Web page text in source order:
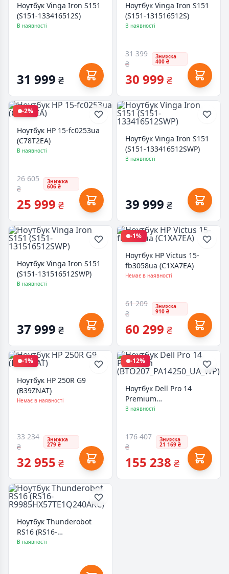
Ноутбук Vinga Iron S151
(S151-133416512S)
В наявності
31 999 ₴
Ноутбук Vinga Iron S151
(S151-131516512S)
В наявності
31 399
₴
Знижка
400 ₴
30 999 ₴
-2%
Ноутбук HP 15-fc0253ua
(C78T2EA)
В наявності
26 605
₴
Знижка
606 ₴
25 999 ₴
Ноутбук Vinga Iron S151
(S151-133416512SWP)
В наявності
39 999 ₴
Ноутбук Vinga Iron S151
(S151-131516512SWP)
В наявності
37 999 ₴
-1%
Ноутбук HP Victus 15-
fb3058ua (C1XA7EA)
Немає в наявності
61 209
₴
Знижка
910 ₴
60 299 ₴
-1%
Ноутбук HP 250R G9
(B39ZNAT)
Немає в наявності
33 234
₴
Знижка
279 ₴
32 955 ₴
-12%
Ноутбук Dell Pro 14
Premium
(BTO207_PA14250_UA_WP)
В наявності
176 407
₴
Знижка
21 169 ₴
155 238 ₴
Ноутбук Thunderobot
RS16 (RS16-
R9985HX57TE1Q240ARC)
В наявності